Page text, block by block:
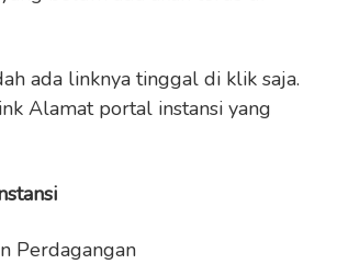
ada linknya tinggal di klik saja.
Alamat portal instansi yang
Perdagangan